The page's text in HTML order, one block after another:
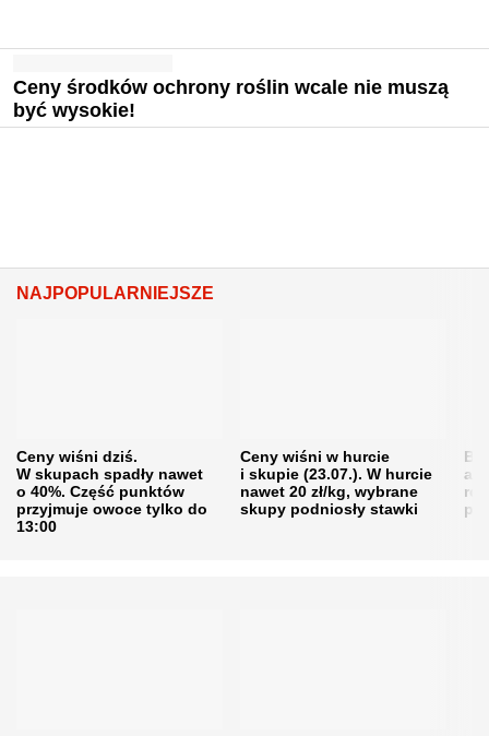
Ceny środków ochrony roślin wcale nie muszą
być wysokie!
NAJPOPULARNIEJSZE
Ceny wiśni dziś.
W skupach spadły nawet
o 40%. Część punktów
przyjmuje owoce tylko do
13:00
Ceny wiśni w hurcie
i skupie (23.07.). W hurcie
nawet 20 zł/kg, wybrane
skupy podniosły stawki